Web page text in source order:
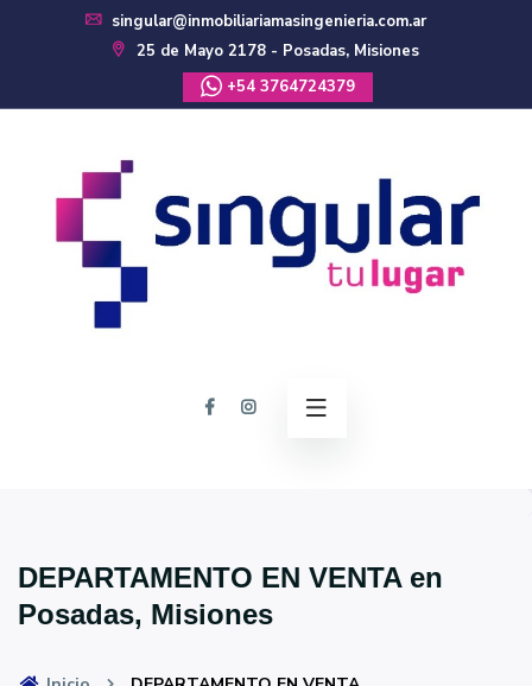
singular@inmobiliariamasingenieria.com.ar
25 de Mayo 2178 - Posadas, Misiones
+54 3764724379
DEPARTAMENTO EN VENTA en
Posadas, Misiones